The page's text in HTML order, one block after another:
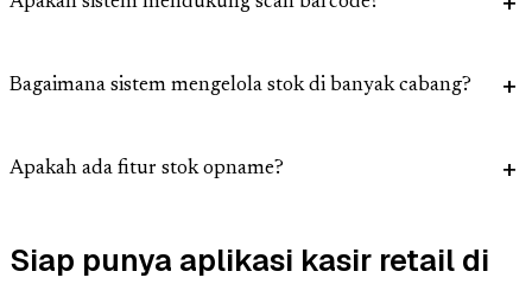
Bagaimana sistem mengelola stok di banyak cabang?
Apakah ada fitur stok opname?
Siap punya aplikasi kasir retail di